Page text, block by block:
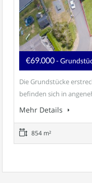
€69.000-
Die Grundstücke
befinden sich in
Mehr Details
854 m²